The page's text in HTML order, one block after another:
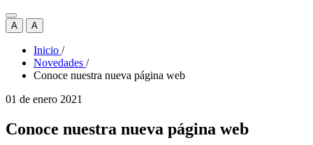
A A
Inicio /
Novedades /
Conoce nuestra nueva página web
01 de enero 2021
Conoce nuestra nueva página web